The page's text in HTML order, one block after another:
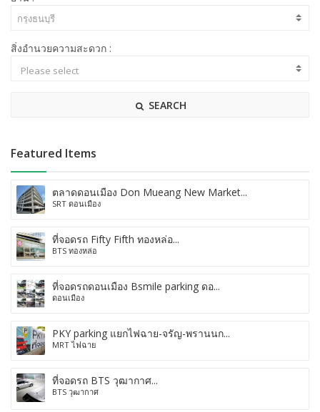
สิ่งอำนวยความสะดวก :
SEARCH
Featured Items
ตลาดดอนเมือง Don Mueang New Market...
SRT ดอนเมือง
ที่จอดรถ Fifty Fifth ทองหล่อ...
BTS ทองหล่อ
ที่จอดรถดอนเมือง Bsmile parking ดอ...
ดอนเมือง
PKY parking แยกไฟฉาย-จรัญ-พรานนก...
MRT ไฟฉาย
ที่จอดรถ BTS วุฒากาศ...
BTS วุฒากาศ